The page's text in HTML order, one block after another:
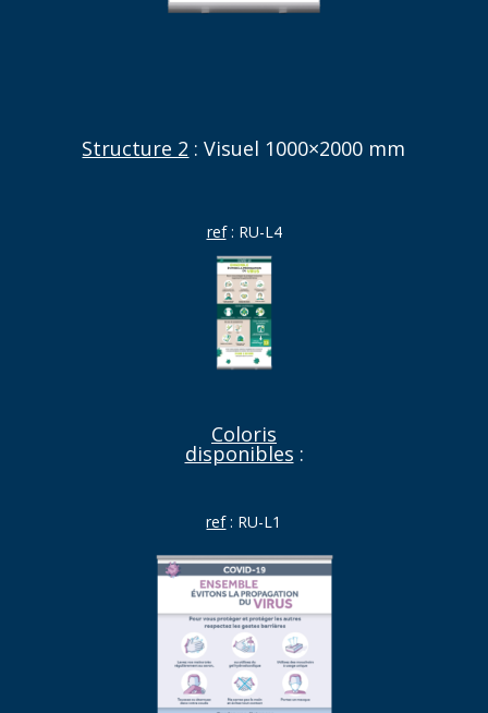
Structure 2 : Visuel 1000×2000 mm
ref: RU-L4
Coloris
disponibles :
ref: RU-L1